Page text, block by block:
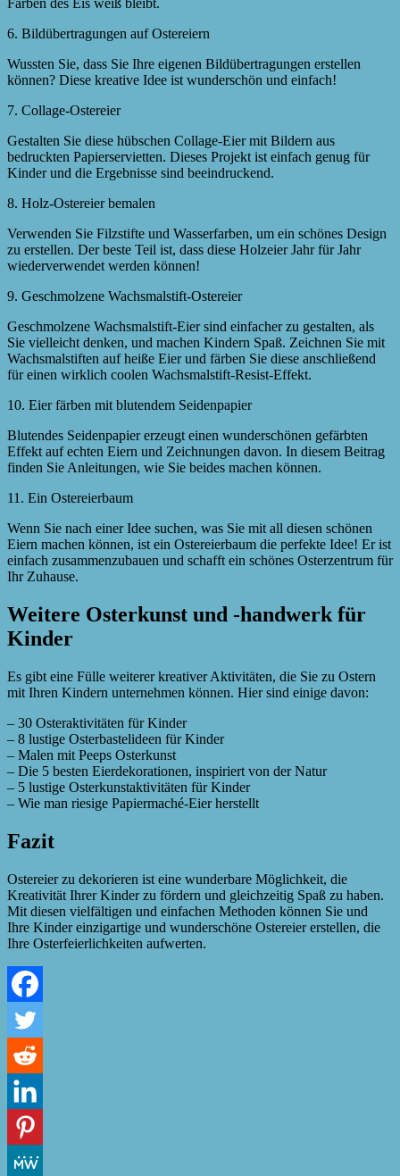
Färben des Eis weiß bleibt.
6. Bildübertragungen auf Ostereiern
Wussten Sie, dass Sie Ihre eigenen Bildübertragungen erstellen
können? Diese kreative Idee ist wunderschön und einfach!
7. Collage-Ostereier
Gestalten Sie diese hübschen Collage-Eier mit Bildern aus
bedruckten Papierservietten. Dieses Projekt ist einfach genug für
Kinder und die Ergebnisse sind beeindruckend.
8. Holz-Ostereier bemalen
Verwenden Sie Filzstifte und Wasserfarben, um ein schönes Design
zu erstellen. Der beste Teil ist, dass diese Holzeier Jahr für Jahr
wiederverwendet werden können!
9. Geschmolzene Wachsmalstift-Ostereier
Geschmolzene Wachsmalstift-Eier sind einfacher zu gestalten, als
Sie vielleicht denken, und machen Kindern Spaß. Zeichnen Sie mit
Wachsmalstiften auf heiße Eier und färben Sie diese anschließend
für einen wirklich coolen Wachsmalstift-Resist-Effekt.
10. Eier färben mit blutendem Seidenpapier
Blutendes Seidenpapier erzeugt einen wunderschönen gefärbten
Effekt auf echten Eiern und Zeichnungen davon. In diesem Beitrag
finden Sie Anleitungen, wie Sie beides machen können.
11. Ein Ostereierbaum
Wenn Sie nach einer Idee suchen, was Sie mit all diesen schönen
Eiern machen können, ist ein Ostereierbaum die perfekte Idee! Er ist
einfach zusammenzubauen und schafft ein schönes Osterzentrum für
Ihr Zuhause.
Weitere Osterkunst und -handwerk für
Kinder
Es gibt eine Fülle weiterer kreativer Aktivitäten, die Sie zu Ostern
mit Ihren Kindern unternehmen können. Hier sind einige davon:
– 30 Osteraktivitäten für Kinder
– 8 lustige Osterbastelideen für Kinder
– Malen mit Peeps Osterkunst
– Die 5 besten Eierdekorationen, inspiriert von der Natur
– 5 lustige Osterkunstaktivitäten für Kinder
– Wie man riesige Papiermaché-Eier herstellt
Fazit
Ostereier zu dekorieren ist eine wunderbare Möglichkeit, die
Kreativität Ihrer Kinder zu fördern und gleichzeitig Spaß zu haben.
Mit diesen vielfältigen und einfachen Methoden können Sie und
Ihre Kinder einzigartige und wunderschöne Ostereier erstellen, die
Ihre Osterfeierlichkeiten aufwerten.